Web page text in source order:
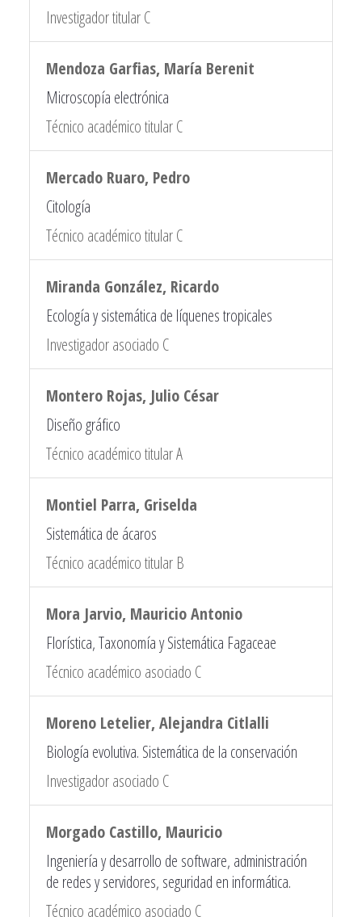
Investigador titular C
Mendoza Garfias, María Berenit
Microscopía electrónica
Técnico académico titular C
Mercado Ruaro, Pedro
Citología
Técnico académico titular C
Miranda González, Ricardo
Ecología y sistemática de líquenes tropicales
Investigador asociado C
Montero Rojas, Julio César
Diseño gráfico
Técnico académico titular A
Montiel Parra, Griselda
Sistemática de ácaros
Técnico académico titular B
Mora Jarvio, Mauricio Antonio
Florística, Taxonomía y Sistemática Fagaceae
Técnico académico asociado C
Moreno Letelier, Alejandra Citlalli
Biología evolutiva. Sistemática de la conservación
Investigador asociado C
Morgado Castillo, Mauricio
Ingeniería y desarrollo de software, administración
de redes y servidores, seguridad en informática.
Técnico académico asociado C